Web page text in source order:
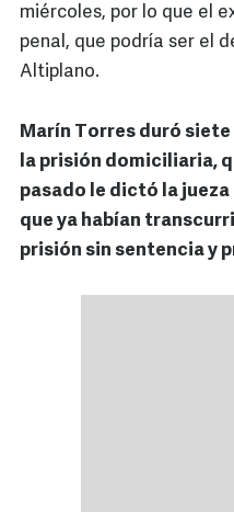
miércoles, por lo que el
penal, que podría ser el
Altiplano.
Marín Torres duró
la prisión domiciliaria,
pasado le dictó la
que ya habían
prisión sin sentencia y